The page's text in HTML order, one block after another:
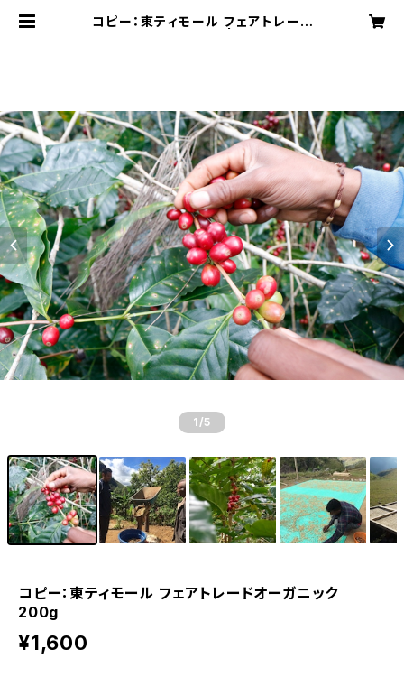
コピー：東ティモール フェアトレード
1 /5
コピー：東ティモール フェアトレードオーガニック
200g
¥1,600